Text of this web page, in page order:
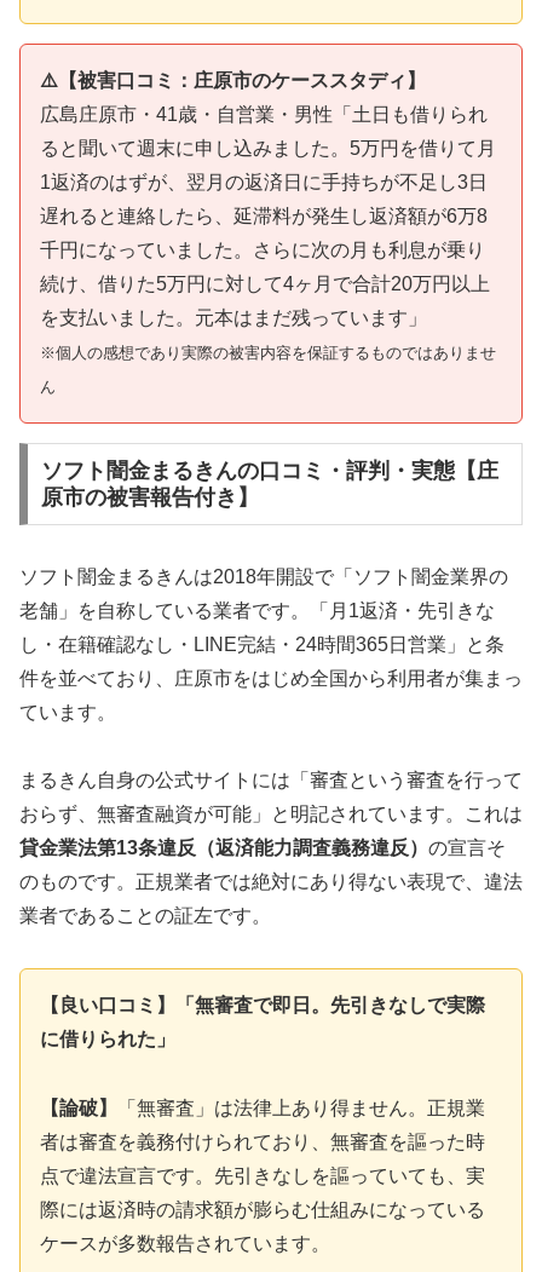
⚠️【被害口コミ：庄原市のケーススタディ】
広島庄原市・41歳・自営業・男性「土日も借りられ
ると聞いて週末に申し込みました。5万円を借りて月
1返済のはずが、翌月の返済日に手持ちが不足し3日
遅れると連絡したら、延滞料が発生し返済額が6万8
千円になっていました。さらに次の月も利息が乗り
続け、借りた5万円に対して4ヶ月で合計20万円以上
を支払いました。元本はまだ残っています」
※個人の感想であり実際の被害内容を保証するものではありませ
ん
ソフト闇金まるきんの口コミ・評判・実態【庄
原市の被害報告付き】
ソフト闇金まるきんは2018年開設で「ソフト闇金業界の
老舗」を自称している業者です。「月1返済・先引きな
し・在籍確認なし・LINE完結・24時間365日営業」と条
件を並べており、庄原市をはじめ全国から利用者が集まっ
ています。
まるきん自身の公式サイトには「審査という審査を行って
おらず、無審査融資が可能」と明記されています。これは
貸金業法第13条違反（返済能力調査義務違反） の宣言そ
のものです。正規業者では絶対にあり得ない表現で、違法
業者であることの証左です。
【良い口コミ】「無審査で即日。先引きなしで実際
に借りられた」
【論破】
「無審査」は法律上あり得ません。正規業
者は審査を義務付けられており、無審査を謳った時
点で違法宣言です。先引きなしを謳っていても、実
際には返済時の請求額が膨らむ仕組みになっている
ケースが多数報告されています。